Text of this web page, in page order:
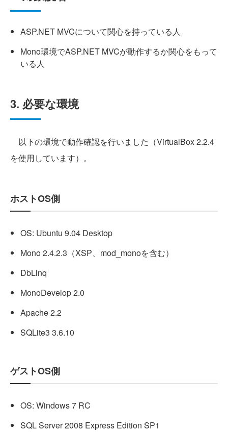
ASP.NET MVCについて関心を持っている人
Mono環境でASP.NET MVCが動作するか関心をもって
いる人
3. 必要な環境
以下の環境で動作確認を行いました（VirtualBox 2.2.4
を使用しています）。
ホストOS側
OS: Ubuntu 9.04 Desktop
Mono 2.4.2.3（XSP、mod_monoを含む）
DbLinq
MonoDevelop 2.0
Apache 2.2
SQLite3 3.6.10
ゲストOS側
OS: Windows 7 RC
SQL Server 2008 Express Edition SP1